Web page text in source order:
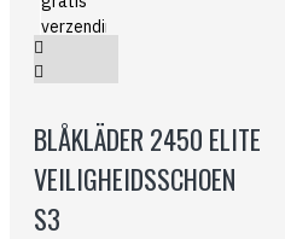
BLÅKLÄDER 2450 ELITE
VEILIGHEIDSSCHOEN
S3